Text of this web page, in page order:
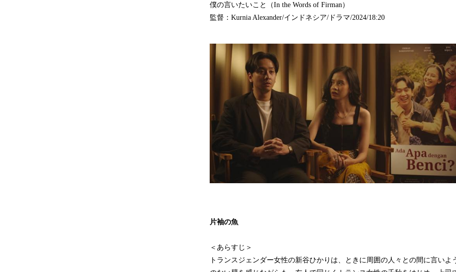
僕の言いたいこと（In the Words of Firman）
監督：Kurnia Alexander/インドネシア/ドラマ/2024/18:20
片袖の魚
＜あらすじ＞
トランスジェンダー女性の新谷ひかりは、ときに周囲の人々との間に言いよ